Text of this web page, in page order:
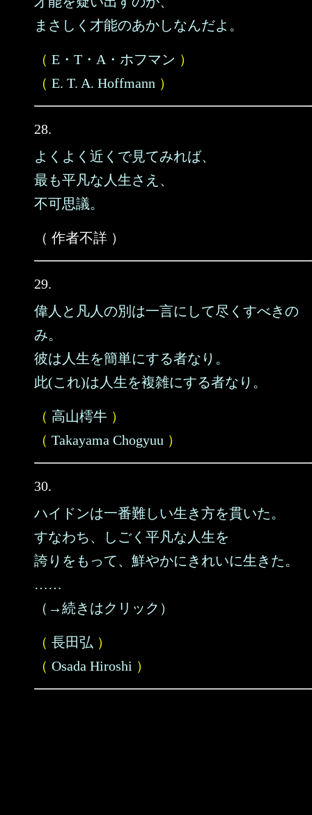
まさしく才能のあかしなんだよ。
（ E・T・A・ホフマン ）
（ E. T. A. Hoffmann ）
28.
よくよく近くで見てみれば、
最も平凡な人生さえ、
不可思議。
（ 作者不詳 ）
29.
偉人と凡人の別は一言にして尽くすべきの
み。
彼は人生を簡単にする者なり。
此(これ)は人生を複雑にする者なり。
（ 高山樗牛 ）
（ Takayama Chogyuu ）
30.
ハイドンは一番難しい生き方を貫いた。
すなわち、しごく平凡な人生を
誇りをもって、鮮やかにきれいに生きた。
……
（→続きはクリック）
（ 長田弘 ）
（ Osada Hiroshi ）